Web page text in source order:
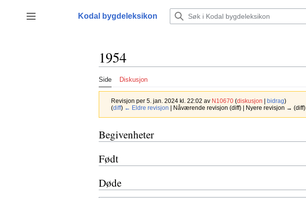
innhold
Vis/skjul sidefelt
Kodal bygdeleksikon
1954
Side Diskusjon
Revisjon per 5. jan. 2024 kl. 22:02 av N10670 (diskusjon | bidrag)
(diff) ← Eldre revisjon | Nåværende revisjon (diff) | Nyere revisjon → (diff)
Begivenheter
Født
Døde